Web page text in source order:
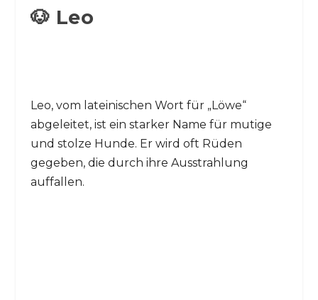
🐶 Leo
Leo, vom lateinischen Wort für „Löwe“
abgeleitet, ist ein starker Name für mutige
und stolze Hunde. Er wird oft Rüden
gegeben, die durch ihre Ausstrahlung
auffallen.